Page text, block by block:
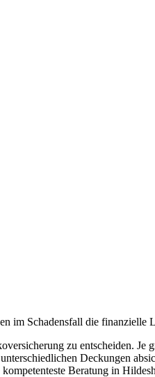
im Schadensfall die finanzielle
zu entscheiden. Je
Deckungen
Beratung in